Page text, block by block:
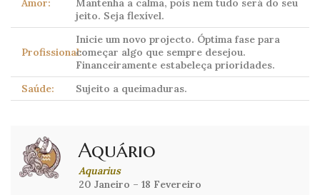
Amor:
Mantenha a calma, pois nem tudo será do seu
jeito. Seja flexível.
Profissional:
Inicie um novo projecto. Óptima fase para
começar algo que sempre desejou.
Financeiramente estabeleça prioridades.
Saúde:
Sujeito a queimaduras.
Aquário
Aquarius
20 Janeiro – 18 Fevereiro